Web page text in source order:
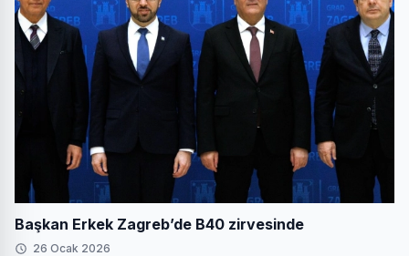
Başkan Erkek Zagreb’de B40 zirvesinde
26 Ocak 2026